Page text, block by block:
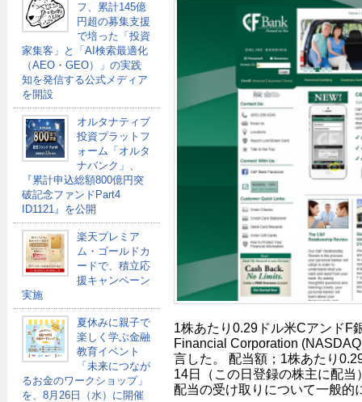
フ、累計145億
円超の募集支援
で培った「投資
家集客」と「AI検索最適化
（AEO・GEO）」の実践
知を発信する公式メディア
を開設
オルタナティブ
投資プラットフ
ォーム「オルタ
ナバンク」、
『累計申込総額800億円突
破記念ファンドPart4
ID1121』を公開
楽天プレミア
ム・ゴールドカ
ードで、積立応
援キャンペーン
実施
夏休みに親子で
楽しく学ぶ金融
教育イベント
「未来につなが
るお金のワークショップ」
を、8月26日（水）に開催
1株あたり0.29ドル米CアンドF
Financial Corporation
言した。 配当額；1株あたり
14日（この日登録の株主に配
配当の受け取りについて一般